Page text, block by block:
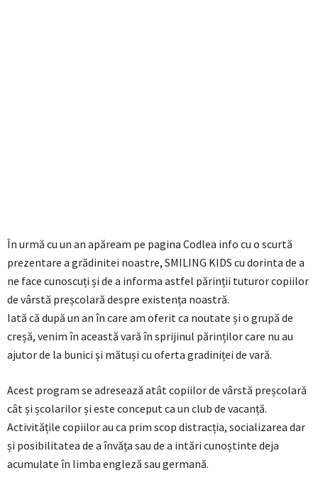
În urmă cu un an apăream pe pagina Codlea info cu o scurtă
prezentare a grădinitei noastre, SMILING KIDS cu dorinta de a
ne face cunoscuți și de a informa astfel părinții tuturor copiilor
de vârstă preșcolară despre existența noastră.
Iată că după un an în care am oferit ca noutate și o grupă de
creșă, venim în această vară în sprijinul părinților care nu au
ajutor de la bunici și mătuși cu oferta gradiniței de vară.
Acest program se adresează atât copiilor de vârstă preșcolară
cât și școlarilor și este conceput ca un club de vacanță.
Activitățile copiilor au ca prim scop distracția, socializarea dar
și posibilitatea de a învăța sau de a intări cunoștinte deja
acumulate în limba engleză sau germană.